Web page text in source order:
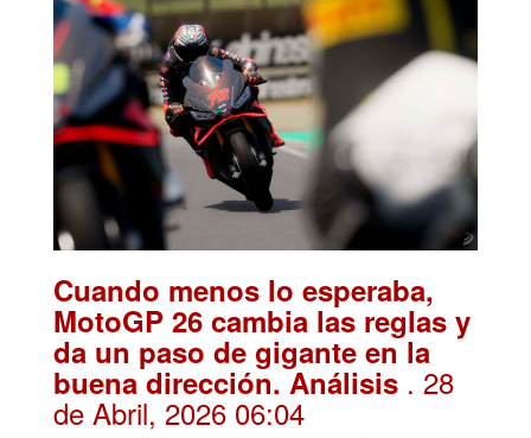
Cuando menos lo esperaba,
MotoGP 26 cambia las reglas y
da un paso de gigante en la
buena dirección. Análisis . 28
de Abril, 2026 06:04